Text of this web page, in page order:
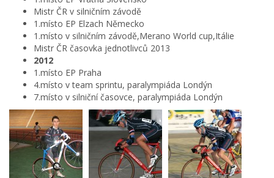
Mistr ČR v silničním závodě
1.místo EP Elzach Německo
1.místo v silničním závodě,Merano World cup,Itálie
Mistr ČR časovka jednotlivců 2013
2012
1.místo EP Praha
4.místo v team sprintu, paralympiáda Londýn
7.místo v silniční časovce, paralympiáda Londýn